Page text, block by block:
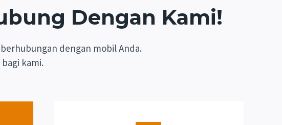
Dengan Kami!
dengan mobil Anda.
kami.